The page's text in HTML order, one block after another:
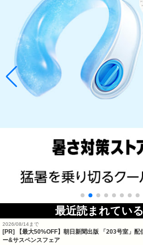
最近読まれてい
2026/08/14まで
[PR] 【最大50%OFF】朝日新聞出版 「203号室」配
ー&サスペンスフェア